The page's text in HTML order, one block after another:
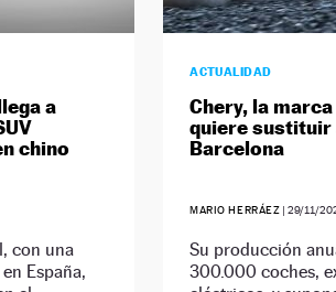
a
chino
con una
España,
ACTUALIDAD
Chery, la
quiere sustituir
Barcelona
MARIO HERRÁEZ |29/11/
Su producción
300.000 coches,